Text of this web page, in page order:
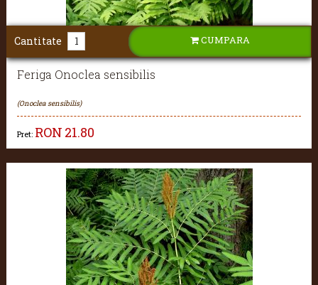
Feriga Onoclea sensibilis
(Onoclea sensibilis)
Pret: RON 21.80
Cantitate CUMPARA